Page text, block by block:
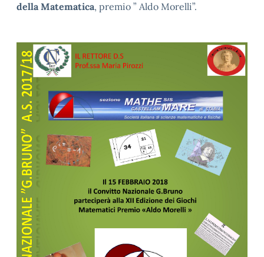
della Matematica, premio ” Aldo Morelli”.